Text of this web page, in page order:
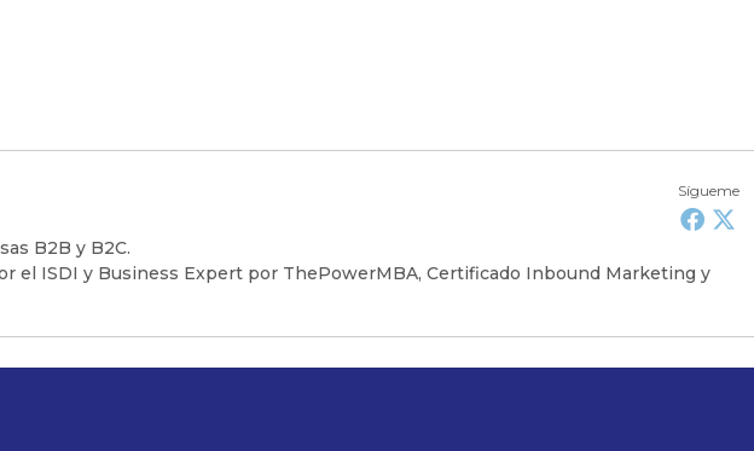
Sígueme
B2B y B2C.
ISDI y Business Expert por ThePowerMBA, Certificado Inbound Marketing y